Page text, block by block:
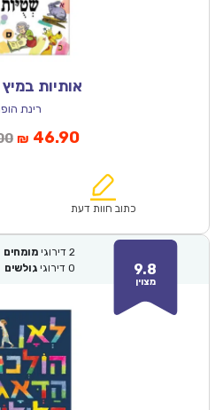
אותיות
רינת
המחיר
₪67.00.
₪ 46.90המחיר
הוא:
כתוב חוות דעת
9.8
מצוין
2 דירוגי מומחים
0 דירוגי גולשים